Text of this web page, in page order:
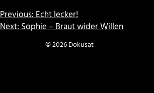
BEITRAGSNAVIGATION
Previous:Echt lecker!
Next:Sophie – Braut wider Willen
© 2026 Dokusat